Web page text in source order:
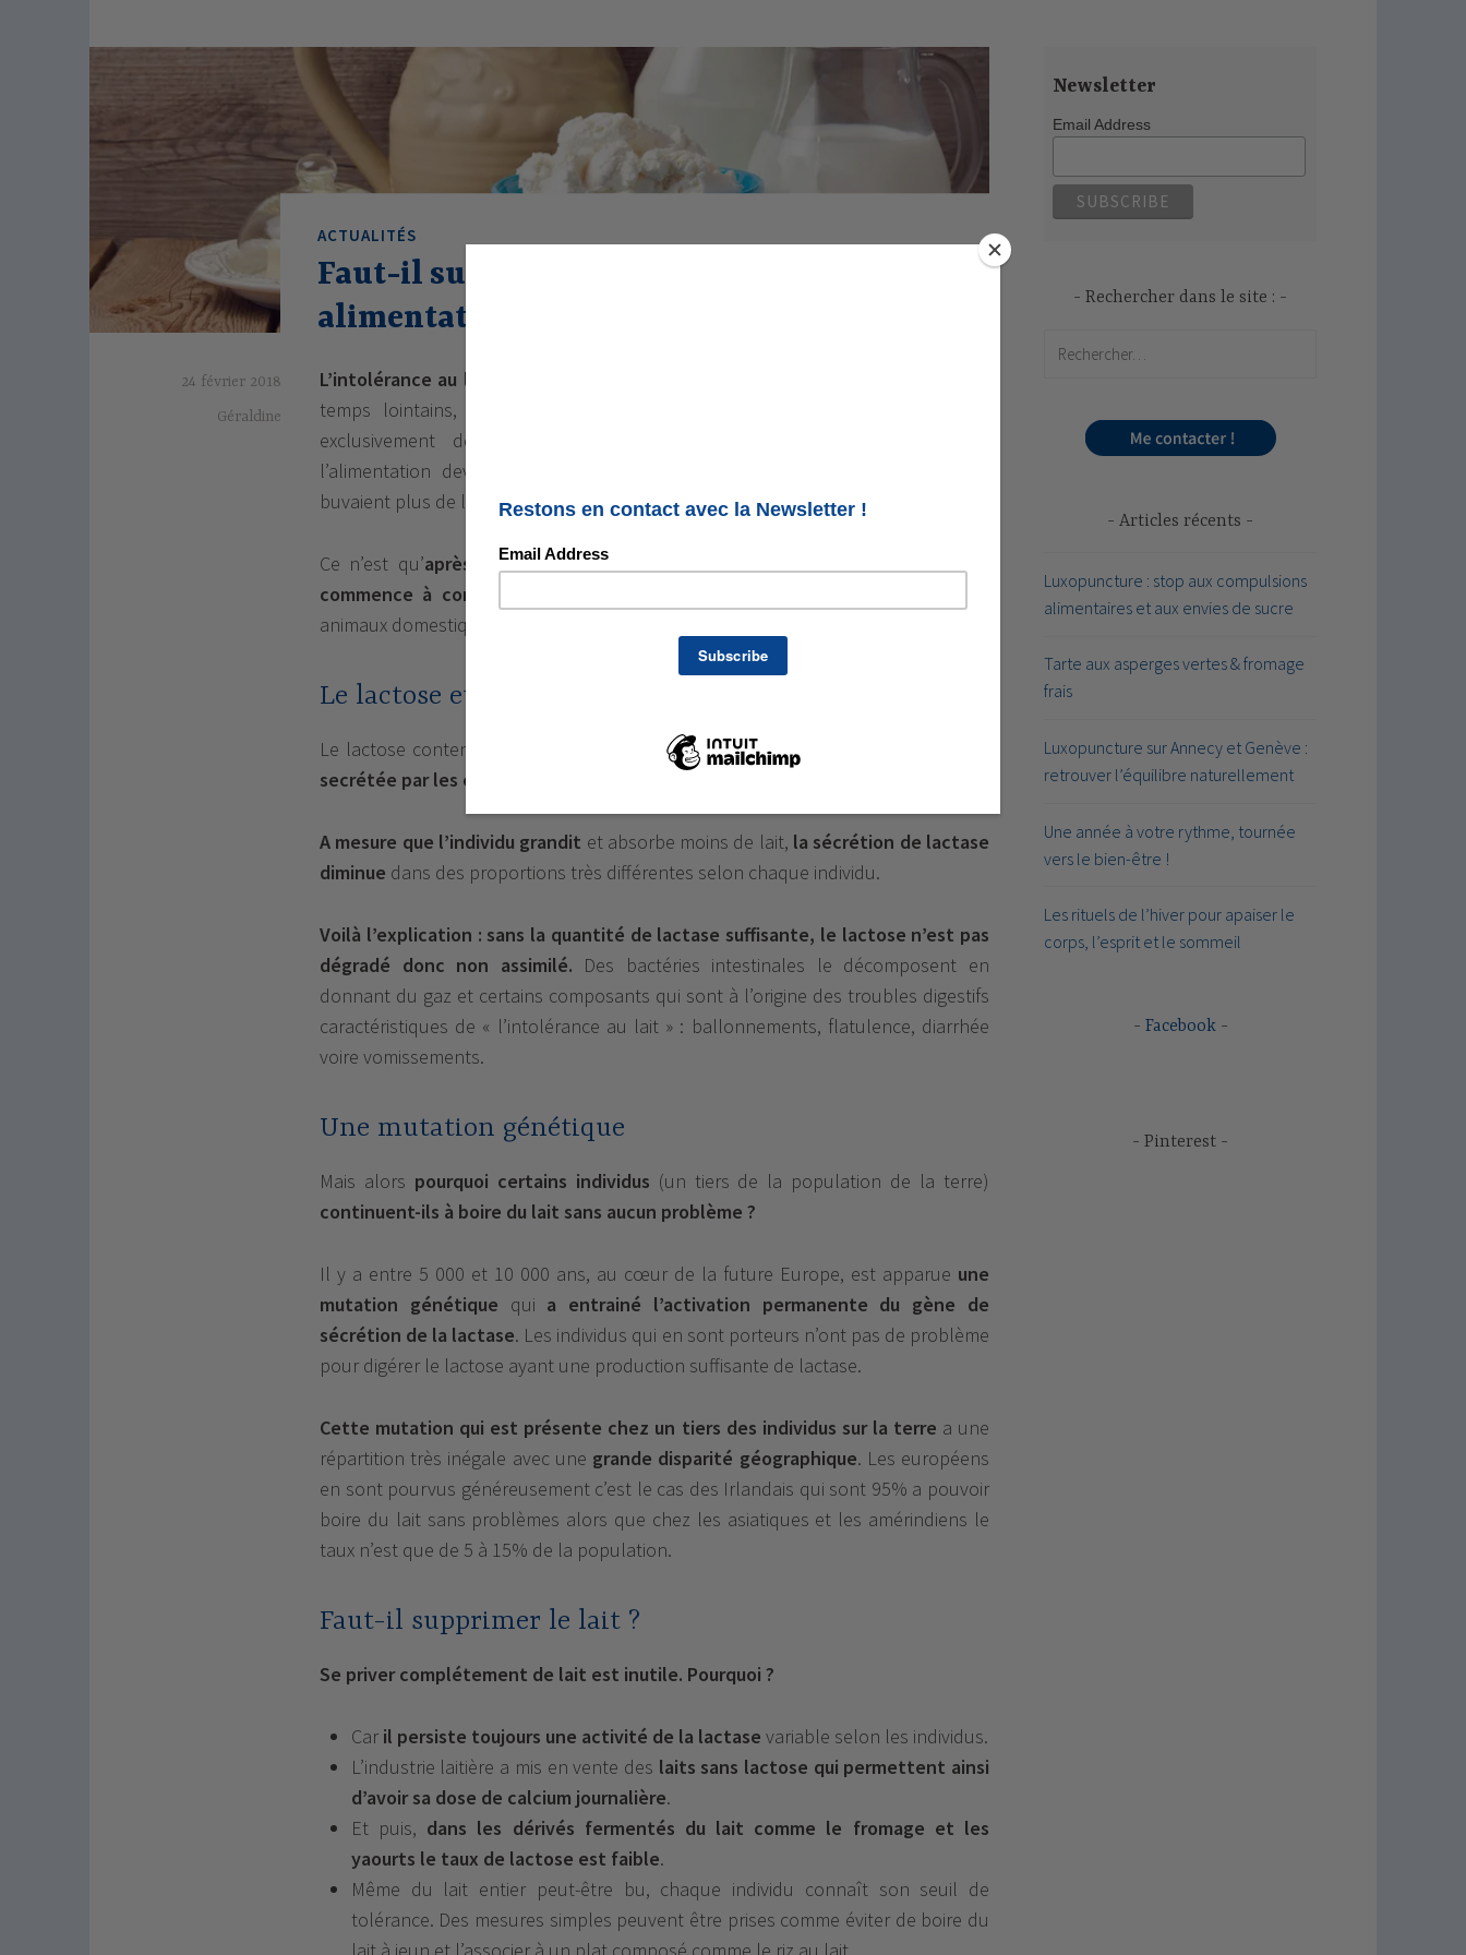
ACTUALITÉS
Faut-il supprimer le lait de notre
alimentation ?
24 février 2018
Géraldine
L’intolérance au lait, chez l’adulte, est ancestrale et quasi normale.
temps lointains, notre espèce, comme tous les mammifères, se nourrissait
exclusivement de lait pendant sa petite enfance. Puis en grandissant
l’alimentation devenait plus variée. A l’âge adulte nos ancêtres lointains ne
buvaient plus de lait.
Ce n’est qu’après la sédentarisation et le début de l’élevage que l’adulte
commence à compléter son régime alimentaire par le lait
animaux domestiqués.
Le lactose et sa digestion
Le lactose contenu dans le lait peut être digéré grâce àl’action d’une enzyme
secrétée par les cellules de revêtement de l’intestin grêle, la lactase
A mesure que l’individu grandit et absorbe moins de lait, la sécrétion de lactase
diminue dans des proportions très différentes selon chaque individu.
Voilà l’explication : sans la quantité de lactase suffisante, le lactose n’est pas
dégradé donc non assimilé. Des bactéries intestinales le décomposent en
donnant du gaz et certains composants qui sont à l’origine des troubles digestifs
caractéristiques de « l’intolérance au lait » : ballonnements, flatulence, diarrhée
voire vomissements.
Une mutation génétique
Mais alors pourquoi certains individus (un tiers de la population de la terre)
continuent-ils à boire du lait sans aucun problème ?
Il y a entre 5 000 et 10 000 ans, au cœur de la future Europe, est apparue une
mutation génétique qui a entrainé l’activation permanente du gène de
sécrétion de la lactase. Les individus qui en sont porteurs n’ont pas de problème
pour digérer le lactose ayant une production suffisante de lactase.
Cette mutation qui est présente chez un tiers des individus sur la terre a une
répartition très inégale avec une grande disparité géographique. Les européens
en sont pourvus généreusement c’est le cas des Irlandais qui sont 95% a pouvoir
boire du lait sans problèmes alors que chez les asiatiques et les amérindiens le
taux n’est que de 5 à 15% de la population.
Faut-il supprimer le lait ?
Se priver complétement de lait est inutile. Pourquoi ?
Caril persiste toujours une activité de la lactase variable selon les individus.
L’industrie laitière a mis en vente des laits sans lactose qui permettent ainsi
d’avoir sa dose de calcium journalière.
Et puis, dans les dérivés fermentés du lait comme le fromage et les
yaourts le taux de lactose est faible.
Même du lait entier peut-être bu, chaque individu connaît son seuil de
tolérance. Des mesures simples peuvent être prises comme éviter de boire du
Newsletter
Email Address
Rechercher dans le site :
Articles récents
Luxopuncture : stop aux compulsions
alimentaires et aux envies de sucre
Tarte aux asperges vertes & fromage
frais
Luxopuncture sur Annecy et Genève :
retrouver l’équilibre naturellement
Une année à votre rythme, tournée
vers le bien-être !
Les rituels de l’hiver pour apaiser le
corps, l’esprit et le sommeil
Facebook
Pinterest